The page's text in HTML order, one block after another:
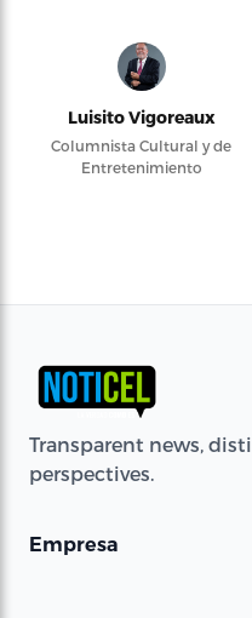
Luisito Vigoreaux
Columnista Cultural y de
Entretenimiento
Transparent news,
perspectives.
Empresa